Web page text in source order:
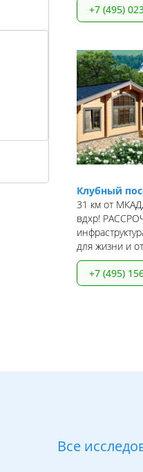
+7 (495)
Клубный
31 км от
вдхр!
для жизни и
+7 (495)
Все